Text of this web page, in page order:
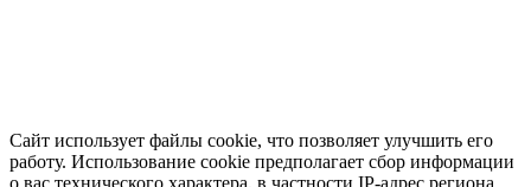
Сайт использует файлы cookie, что позволяет улучшить его
работу. Использование cookie предполагает сбор информации
о вас технического характера, в частности IP-адрес региона